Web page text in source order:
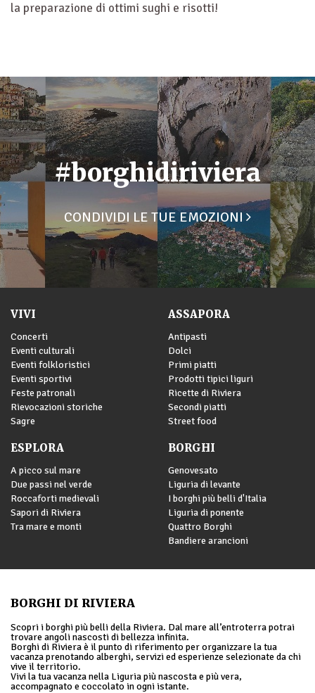
la preparazione di ottimi sughi e risotti!
#borghidiriviera
CONDIVIDI LE TUE EMOZIONI
VIVI
Concerti
Eventi culturali
Eventi folkloristici
Eventi sportivi
Feste patronali
Rievocazioni storiche
Sagre
ASSAPORA
Antipasti
Dolci
Primi piatti
Prodotti tipici liguri
Ricette di Riviera
Secondi piatti
Street food
ESPLORA
A picco sul mare
Due passi nel verde
Roccaforti medievali
Sapori di Riviera
Tra mare e monti
BORGHI
Genovesato
Liguria di levante
I borghi più belli d'Italia
Liguria di ponente
Quattro Borghi
Bandiere arancioni
BORGHI DI RIVIERA
Scopri i borghi più belli della Riviera. Dal mare all’entroterra potrai
trovare angoli nascosti di bellezza infinita.
Borghi di Riviera è il punto di riferimento per organizzare la tua
vacanza prenotando alberghi, servizi ed esperienze selezionate da chi
vive il territorio.
Vivi la tua vacanza nella Liguria più nascosta e più vera,
accompagnato e coccolato in ogni istante.